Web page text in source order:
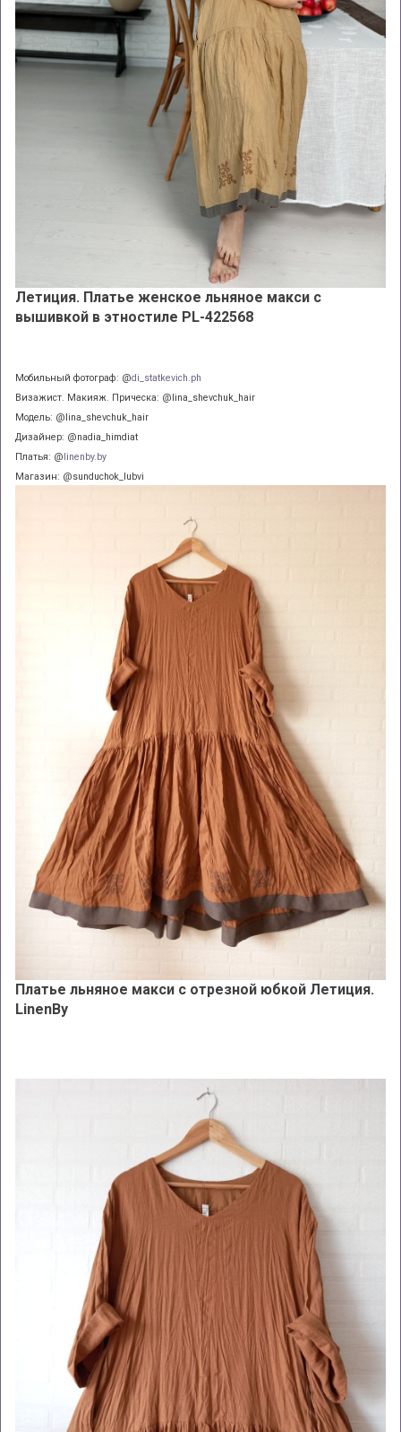
Летиция. Платье женское льняное макси с
вышивкой в этностиле PL-422568
Мобильный фотограф: @di_statkevich.ph
Визажист. Макияж. Прическа: @lina_shevchuk_hair
Модель: @lina_shevchuk_hair
Дизайнер: @nadia_himdiat
Платья: @ linenby.by
Магазин: @sunduchok_lubvi
Платье льняное макси с отрезной юбкой Летиция.
LinenBy